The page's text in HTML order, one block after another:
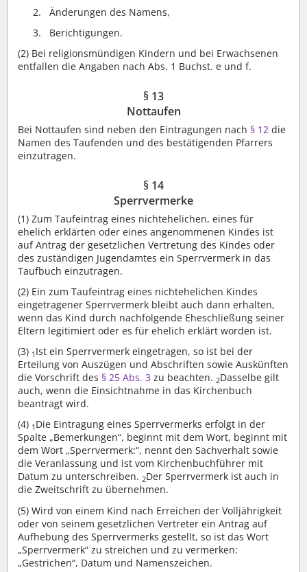
Änderungen des Namens,
Berichtigungen.
(2) Bei religionsmündigen Kindern und bei Erwachsenen
entfallen die Angaben nach Abs. 1 Buchst. e und f.
§ 13
Nottaufen
Bei Nottaufen sind neben den Eintragungen nach § 12 die
Namen des Taufenden und des bestätigenden Pfarrers
einzutragen.
§ 14
Sperrvermerke
(1) Zum Taufeintrag eines nichtehelichen, eines für
ehelich erklärten oder eines angenommenen Kindes ist
auf Antrag der gesetzlichen Vertretung des Kindes oder
des zuständigen Jugendamtes ein Sperrvermerk in das
Taufbuch einzutragen.
(2) Ein zum Taufeintrag eines nichtehelichen Kindes
eingetragener Sperrvermerk bleibt auch dann erhalten,
wenn das Kind durch nachfolgende Eheschließung seiner
Eltern legitimiert oder es für ehelich erklärt worden ist.
(3) 1 Ist ein Sperrvermerk eingetragen, so ist bei der
Erteilung von Auszügen und Abschriften sowie Auskünften
die Vorschrift des § 25 Abs. 3 zu beachten. 2Dasselbe gilt
auch, wenn die Einsichtnahme in das Kirchenbuch
beantragt wird.
(4) 1 Die Eintragung eines Sperrvermerks erfolgt in der
Spalte „Bemerkungen“, beginnt mit dem Wort, beginnt mit
dem Wort „Sperrvermerk:“, nennt den Sachverhalt sowie
die Veranlassung und ist vom Kirchenbuchführer mit
Datum zu unterschreiben. 2Der Sperrvermerk ist auch in
die Zweitschrift zu übernehmen.
(5) Wird von einem Kind nach Erreichen der Volljährigkeit
oder von seinem gesetzlichen Vertreter ein Antrag auf
Aufhebung des Sperrvermerks gestellt, so ist das Wort
„Sperrvermerk“ zu streichen und zu vermerken:
„Gestrichen“, Datum und Namenszeichen.